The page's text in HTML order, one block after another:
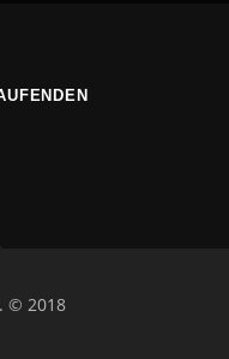
© 2018